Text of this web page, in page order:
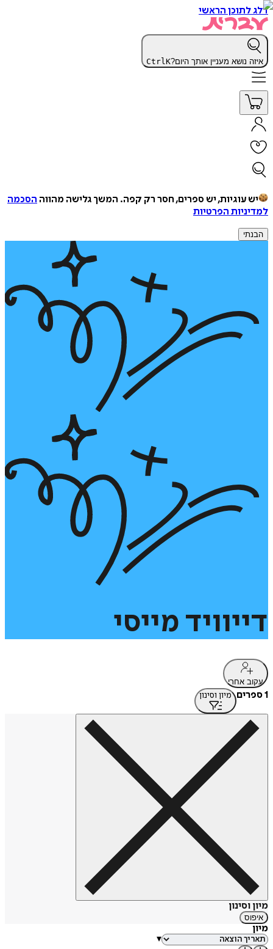
דלג לתוכן הראשי
איזה נושא מעניין אותך היום? CtrlK
יש עוגיות, יש ספרים, חסר רק קפה. המשך גלישה מהווה הסכמה
למדיניות הפרטיות
הבנתי
דייוויד מייסי
עקוב אחרי
1 ספרים מיון וסינון
מיון וסינון
איפוס
מיון
▾